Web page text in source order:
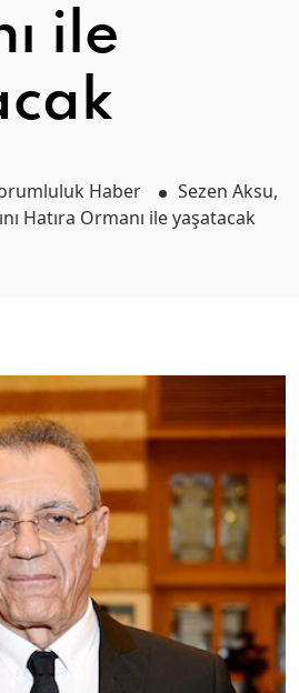
ile
Haber
Sezen Aksu,
Hatıra Ormanı ile yaşatacak